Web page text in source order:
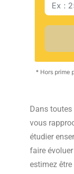
* Hors prime
Dans
vous
étudier
faire
estimez